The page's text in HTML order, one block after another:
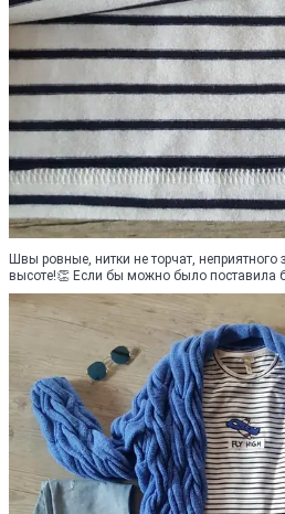
Швы ровные, нитки не торчат,
высоте!👏 Если бы можно было поставила